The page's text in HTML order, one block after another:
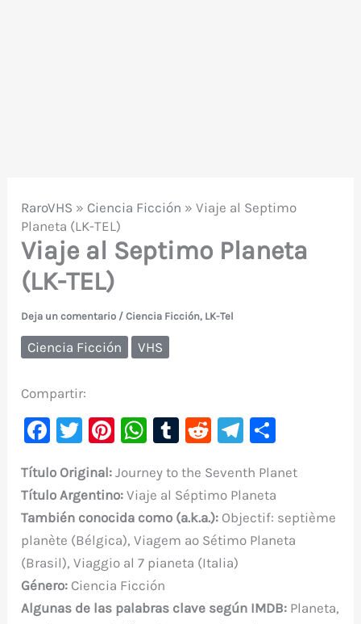
RaroVHS » Ciencia Ficción »Viaje al Septimo
Planeta (LK-TEL)
Viaje al Septimo Planeta
(LK-TEL)
Deja un comentario /Ciencia Ficción, LK-Tel
Ciencia Ficción VHS
Compartir:
F
c
e
b
o
o
k
T
it
te
r
Pi
er
e
st
W
at
s
A
p
p
T
m
bl
r
R
d
di
t
Te
gr
a
m
m
p
ar
Título Original: Journey to the Seventh Planet
TítuloArgentino:Viaje al Séptimo Planeta
También conocida como (a.k.a.): Objectif: septième
planète (Bélgica), Viagem ao Sétimo Planeta
(Brasil), Viaggio al 7 pianeta (Italia)
Género: Ciencia Ficción
Algunas de las palabras clave según IMDB: Planeta,